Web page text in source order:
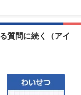
質問に続く（アイ